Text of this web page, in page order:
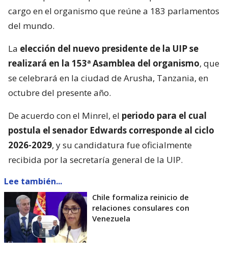
cargo en el organismo que reúne a 183 parlamentos
del mundo.
La elección del nuevo presidente de la UIP se
realizará en la 153ª Asamblea del organismo, que
se celebrará en la ciudad de Arusha, Tanzania, en
octubre del presente año.
De acuerdo con el Minrel, el periodo para el cual
postula el senador Edwards corresponde al ciclo
2026-2029, y su candidatura fue oficialmente
recibida por la secretaría general de la UIP.
Lee también...
Chile formaliza reinicio de
relaciones consulares con
Venezuela